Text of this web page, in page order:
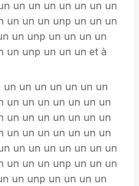
un un un un un un un
un un un unp un un un
un unp un un un un
un unp un un un et à
un un un un un un un
un un un un un un un
un un un un un un un
un un un un un un un
un un un un un un un
un un un unp un un un
un unp un un un un